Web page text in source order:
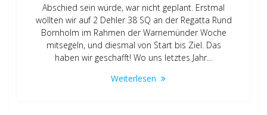
Abschied sein würde, war nicht geplant. Erstmal
wollten wir auf 2 Dehler 38 SQ an der Regatta Rund
Bornholm im Rahmen der Warnemünder Woche
mitsegeln, und diesmal von Start bis Ziel. Das
haben wir geschafft! Wo uns letztes Jahr…
Weiterlesen